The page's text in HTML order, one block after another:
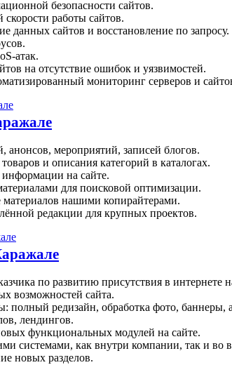
безопасности сайтов.
работы сайтов.
данных сайтов и восстановление по запросу.
атак.
на отсутствие ошибок и уязвимостей.
мониторинг серверов и
анонсов, мероприятий, записей блогов.
и описания категорий в каталогах.
на сайте.
для поисковой оптимизации.
нашими копирайтерами.
редакции для крупных проектов.
по развитию присутствия в интернете
возможностей сайта.
полный редизайн, обработка фото, баннеры,
лендингов.
функциональных модулей на сайте.
системами, как внутри компании, так и
новых разделов.